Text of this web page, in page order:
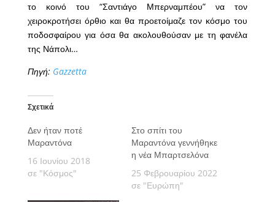
το κοινό του “Σαντιάγο Μπερναμπέου” να τον
χειροκροτήσει όρθιο και θα προετοίμαζε τον κόσμο του
ποδοσφαίρου για όσα θα ακολουθούσαν με τη φανέλα
της Νάπολι…
Πηγή: Gazzetta
Σχετικά
Δεν ήταν ποτέ
Μαραντόνα
16 Ιουνίου 2018
σε "Κόσμος"
Στο σπίτι του
Μαραντόνα γεννήθηκε
η νέα Μπαρτσελόνα
25 Φεβρουαρίου 2022
σε "Ευρώπη"